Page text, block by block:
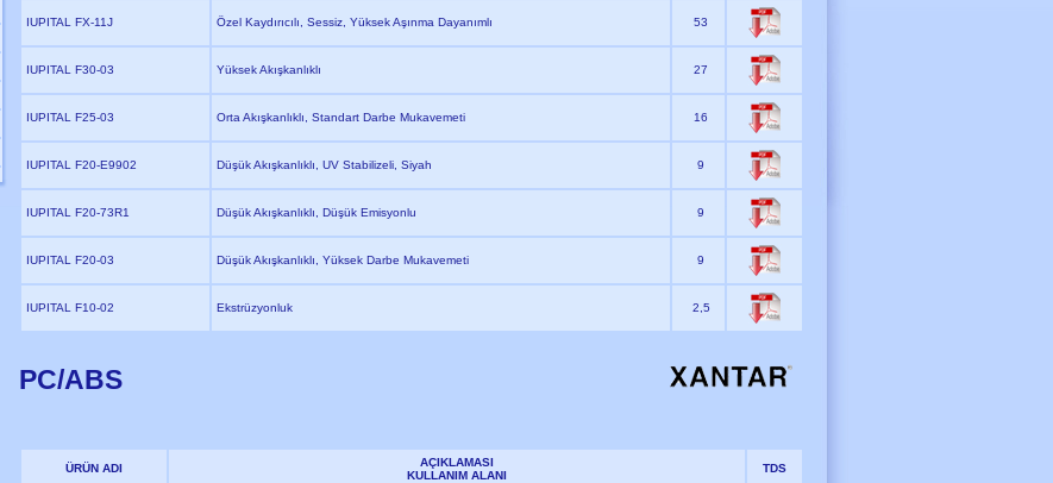
IUPITAL FX-11J Özel Kaydırıcılı, Sessiz, Yüksek Aşınma Dayanımlı 53
IUPITAL F30-03 Yüksek Akışkanlıklı 27
IUPITAL F25-03 Orta Akışkanlıklı, Standart Darbe Mukavemeti 16
IUPITAL F20-E9902 Düşük Akışkanlıklı, UV Stabilizeli, Siyah 9
IUPITAL F20-73R1 Düşük Akışkanlıklı, Düşük Emisyonlu 9
IUPITAL F20-03 Düşük Akışkanlıklı, Yüksek Darbe Mukavemeti 9
IUPITAL F10-02 Ekstrüzyonluk 2,5
PC/ABS
ÜRÜN ADI
AÇIKLAMASI
KULLANIM ALANI
TDS